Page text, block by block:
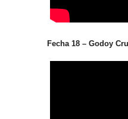
Fecha 18 – Godoy